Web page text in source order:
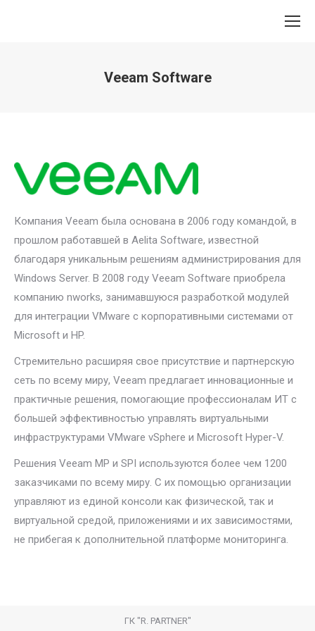
Veeam Software
Компания Veeam была основана в 2006 году командой, в
прошлом работавшей в Aelita Software, известной
благодаря уникальным решениям администрирования для
Windows Server. В 2008 году Veeam Software приобрела
компанию nworks, занимавшуюся разработкой модулей
для интеграции VMware c корпоративными системами от
Microsoft и HP.
Стремительно расширяя свое присутствие и партнерскую
сеть по всему миру, Veeam предлагает инновационные и
практичные решения, помогающие профессионалам ИТ с
большей эффективностью управлять виртуальными
инфраструктурами VMware vSphere и Microsoft Hyper-V.
Решения Veeam MP и SPI используются более чем 1200
заказчиками по всему миру. С их помощью организации
управляют из единой консоли как физической, так и
виртуальной средой, приложениями и их зависимостями,
не прибегая к дополнительной платформе мониторинга.
ГК "R. PARTNER"